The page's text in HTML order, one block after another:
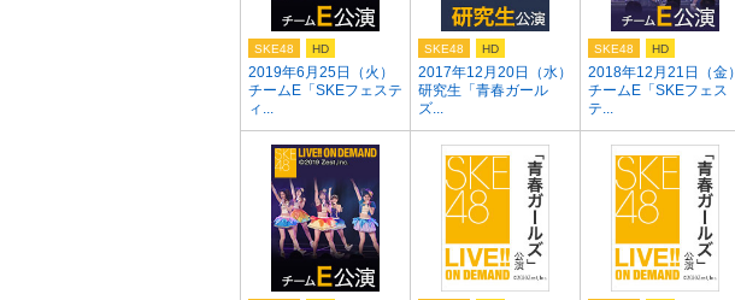
2019年6月25日（火）
チームE「SKEフェステ
ィ...
SKE48 HD
2017年12月20日（水）
研究生「青春ガール
ズ...
SKE48 HD
2018年12月21日（金）
チームE「SKEフェス
テ...
SKE48 HD